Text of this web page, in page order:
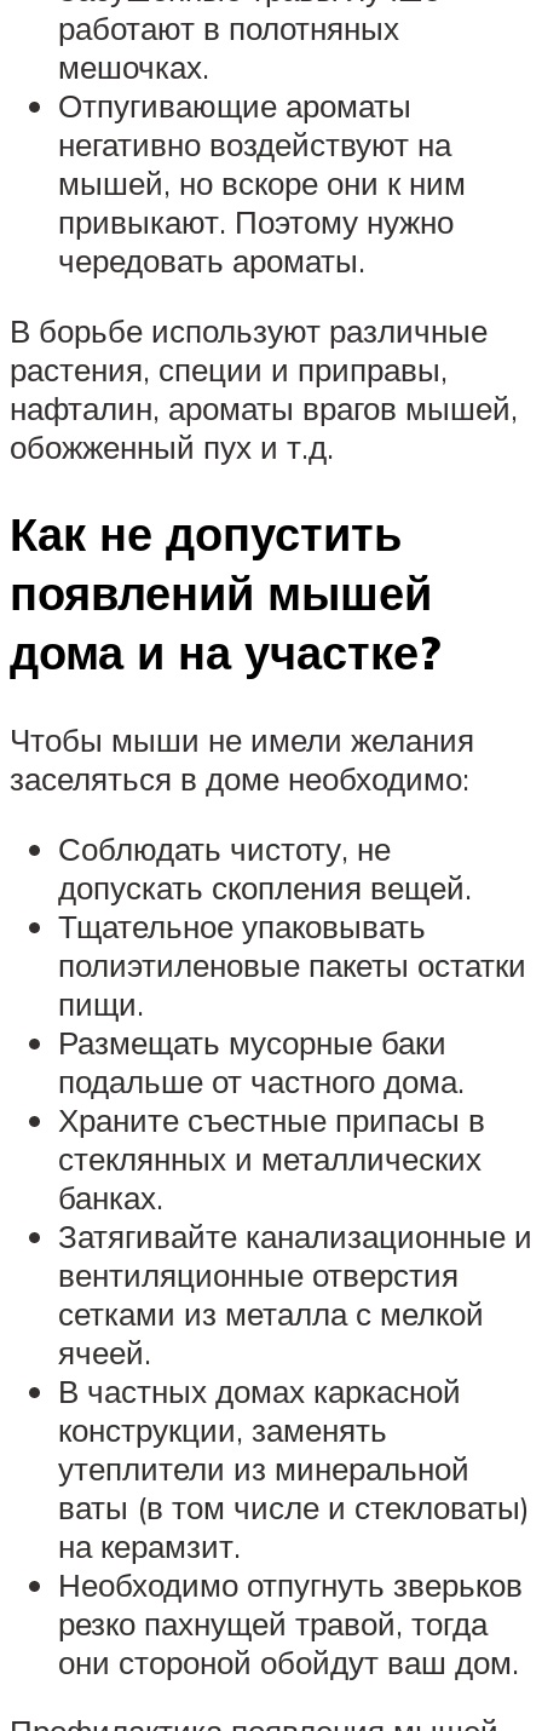
работают в полотняных
мешочках.
Отпугивающие ароматы
негативно воздействуют на
мышей, но вскоре они к ним
привыкают. Поэтому нужно
чередовать ароматы.
В борьбе используют различные
растения, специи и приправы,
нафталин, ароматы врагов мышей,
обожженный пух и т.д.
Как не допустить
появлений мышей
дома и на участке?
Чтобы мыши не имели желания
заселяться в доме необходимо:
Соблюдать чистоту, не
допускать скопления вещей.
Тщательное упаковывать
полиэтиленовые пакеты остатки
пищи.
Размещать мусорные баки
подальше от частного дома.
Храните съестные припасы в
стеклянных и металлических
банках.
Затягивайте канализационные и
вентиляционные отверстия
сетками из металла с мелкой
ячеей.
В частных домах каркасной
конструкции, заменять
утеплители из минеральной
ваты (в том числе и стекловаты)
на керамзит.
Необходимо отпугнуть зверьков
резко пахнущей травой, тогда
они стороной обойдут ваш дом.